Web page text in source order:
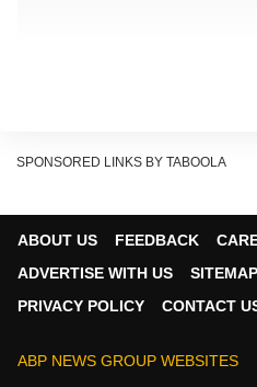
बफर स्टॉक कार्यक्रम के तहत
SPONSORED LINKS BY TABOOLA
ABOUT US FEEDBACK
ADVERTISE WITH US
SITEMAP
PRIVACY POLICY
CONTACT
ABP NEWS GROUP WEBSITES